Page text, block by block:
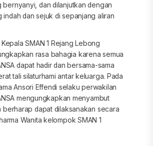
bernyanyi, dan dilanjutkan dengan
indah dan sejuk di sepanjang aliran
SMAN 1 Rejang Lebong
rasa bahagia karena semua
dapat hadir dan bersama-sama
tali silaturhami antar keluarga. Pada
Ansori Effendi selaku perwakilan
mengungkapkan menyambut
berharap dapat dilaksanakan secara
Wanita kelompok SMAN 1